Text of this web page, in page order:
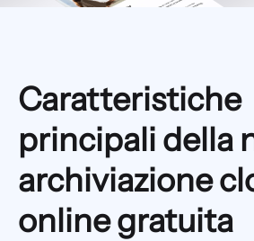
Caratteristiche
principali della
archiviazione
online gratuita